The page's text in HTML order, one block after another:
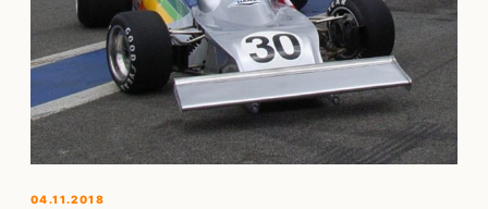
04.11.2018